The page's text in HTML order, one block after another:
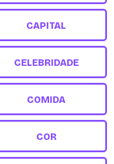
CAPITAL
CELEBRIDADE
COMIDA
COR